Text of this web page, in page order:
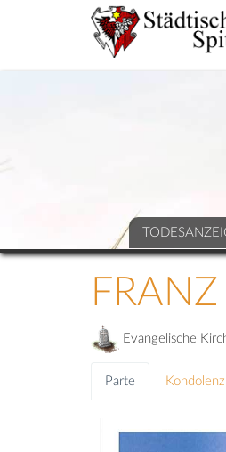
Evangelische
Parte